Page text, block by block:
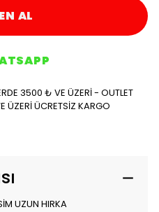
AL
3500 ₺ VE ÜZERİ - OUTLET
ÜZERİ ÜCRETSİZ KARGO
UZUN HIRKA